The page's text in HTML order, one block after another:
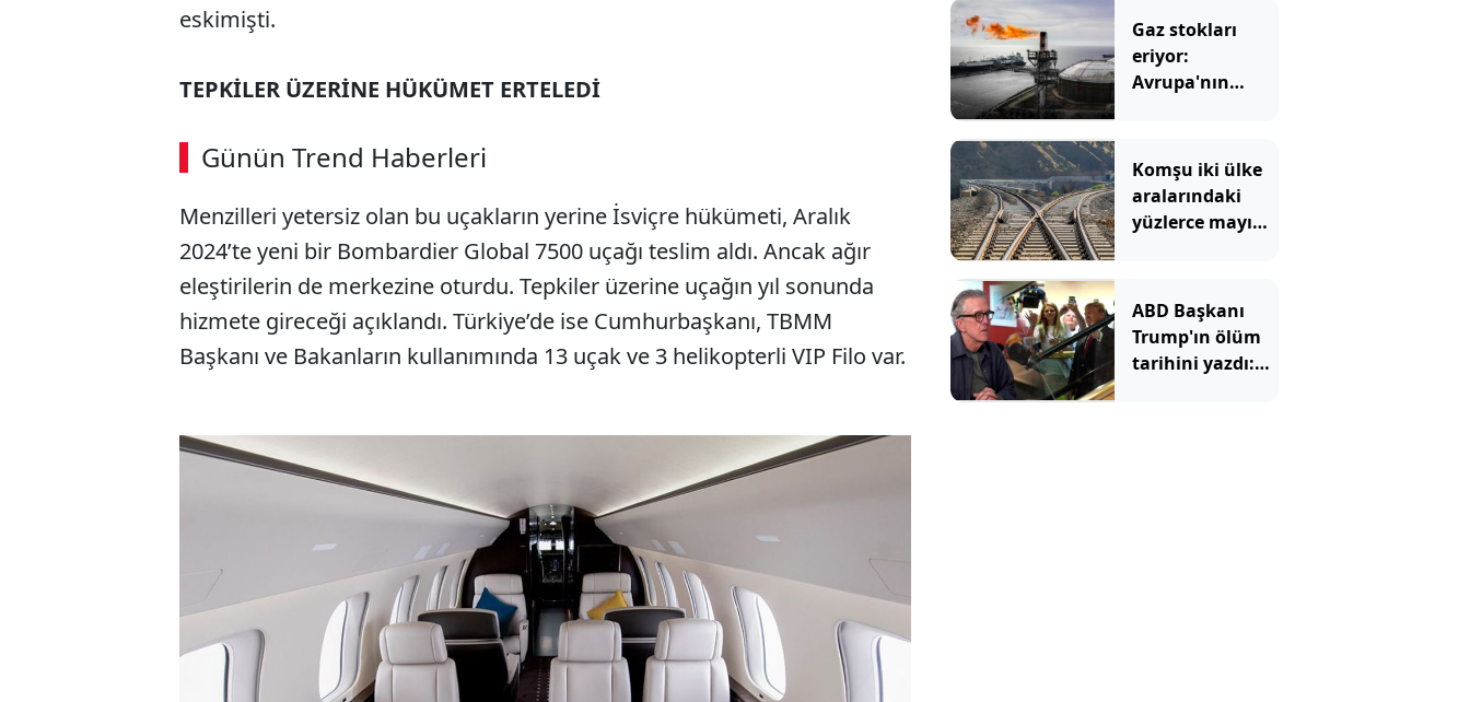
eskimişti.
TEPKİLER ÜZERİNE HÜKÜMET ERTELEDİ
Günün Trend Haberleri
Menzilleri yetersiz olan bu uçakların yerine İsviçre hükümeti, Aralık
2024’te yeni bir Bombardier Global 7500 uçağı teslim aldı. Ancak ağır
eleştirilerin de merkezine oturdu. Tepkiler üzerine uçağın yıl sonunda
hizmete gireceği açıklandı. Türkiye’de ise Cumhurbaşkanı, TBMM
Başkanı ve Bakanların kullanımında 13 uçak ve 3 helikopterli VIP Filo var.
Gaz stokları
eriyor:
Avrupa'nın
Komşu iki ülke
aralarındaki
yüzlerce mayına
bağlanacak
ABD Başkanı
Trump'ın ölüm
tarihini yazdı: